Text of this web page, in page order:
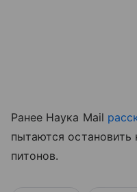
Ранее Наука Mail
пытаются остановить
питонов.